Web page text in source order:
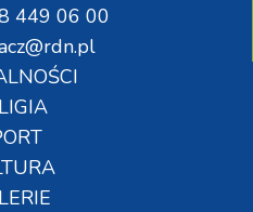
449 06 00